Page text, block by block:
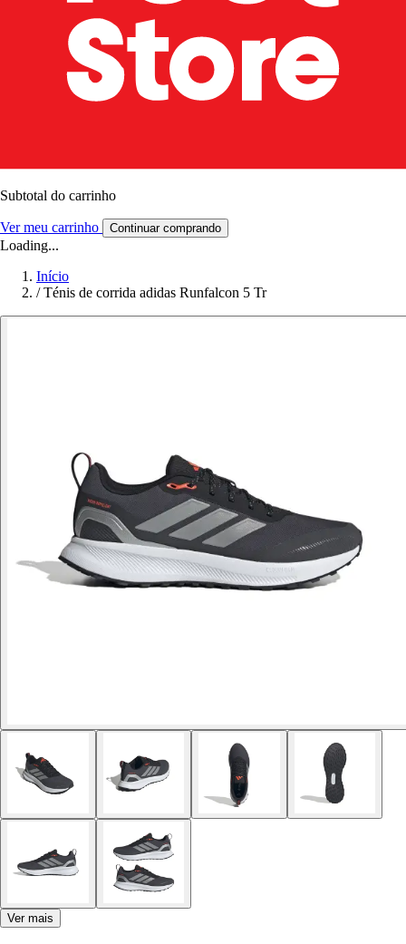
Subtotal do carrinho
Ver meu carrinho Continuar comprando
Loading...
Início
/ Ténis de corrida adidas Runfalcon 5 Tr
Ver mais